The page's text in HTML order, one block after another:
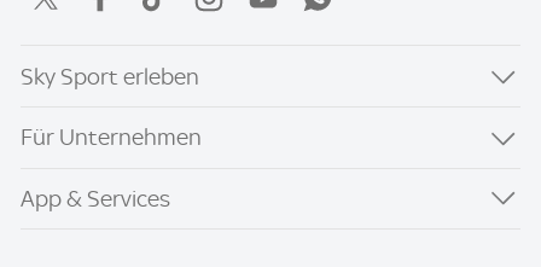
Sky Sport erleben
Für Unternehmen
App & Services